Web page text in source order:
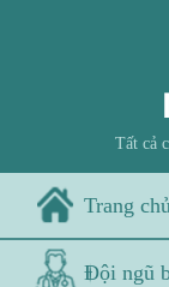
Tất cả
Trang
Đội ngũ